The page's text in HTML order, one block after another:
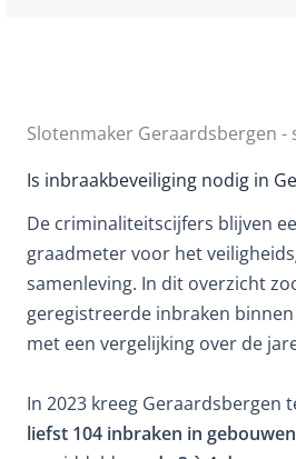
Slotenmaker Geraardsbergen -
Is inbraakbeveiliging nodig in
De criminaliteitscijfers blijven
graadmeter voor het
samenleving. In dit overzicht
geregistreerde inbraken
met een vergelijking over de
In 2023 kreeg Geraardsbergen
liefst 104 inbraken in gebouwen